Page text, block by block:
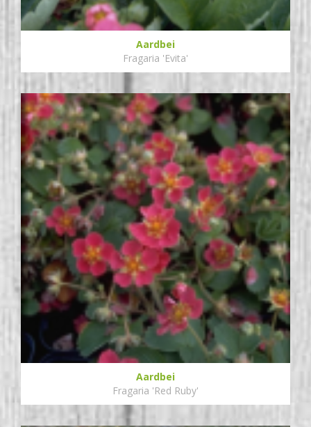
Aardbei
Fragaria 'Evita'
Aardbei
Fragaria 'Red Ruby'